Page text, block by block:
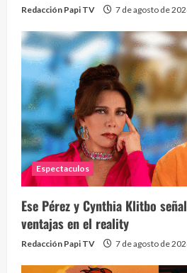
Redacción Papi TV 7 de agosto de
Espectaculos
Ese Pérez y Cynthia Klitbo
ventajas en el reality
Redacción Papi TV 7 de agosto de